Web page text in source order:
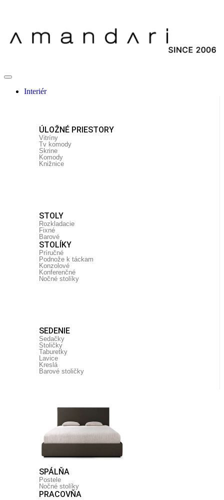
Interiér
ÚLOŽNÉ PRIESTORY
Vitríny
Tv komody
Skrine
Komody
Knižnice
STOLY
Rozkladacie
Fixné
Barové
STOLÍKY
Príručné
Podnože k táckam
Konzolové
Konferenčné
Nočné stolíky
SEDENIE
Sedačky
Stoličky
Taburetky
Lavice
Kreslá
Barové stoličky
SPÁLŇA
Postele
Nočné stolíky
PRACOVŇA